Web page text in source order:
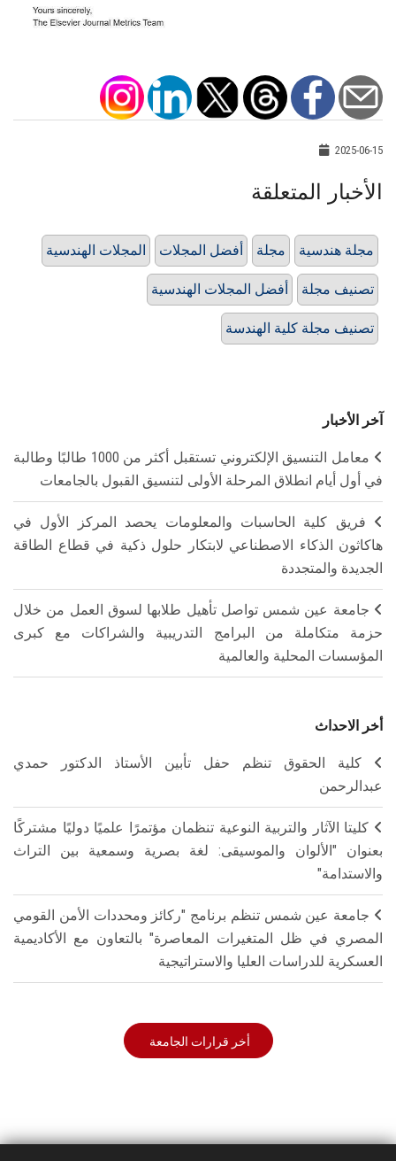
2025-06-15
الأخبار المتعلقة
المجلات الهندسية أفضل المجلات مجلة مجلة هندسية
أفضل المجلات الهندسية تصنيف مجلة
تصنيف مجلة كلية الهندسة
آخر الأخبار
معامل التنسيق الإلكتروني تستقبل أكثر من 1000 طالبًا وطالبة
في أول أيام انطلاق المرحلة الأولى لتنسيق القبول بالجامعات
فريق كلية الحاسبات والمعلومات يحصد المركز الأول في
هاكاثون الذكاء الاصطناعي لابتكار حلول ذكية في قطاع الطاقة
الجديدة والمتجددة
جامعة عين شمس تواصل تأهيل طلابها لسوق العمل من خلال
حزمة متكاملة من البرامج التدريبية والشراكات مع كبرى
المؤسسات المحلية والعالمية
أخر الاحداث
كلية الحقوق تنظم حفل تأبين الأستاذ الدكتور حمدي
عبدالرحمن
كليتا الآثار والتربية النوعية تنظمان مؤتمرًا علميًا دوليًا مشتركًا
بعنوان "الألوان والموسيقى: لغة بصرية وسمعية بين التراث
والاستدامة"
جامعة عين شمس تنظم برنامج "ركائز ومحددات الأمن القومي
المصري في ظل المتغيرات المعاصرة" بالتعاون مع الأكاديمية
العسكرية للدراسات العليا والاستراتيجية
أخر قرارات الجامعة